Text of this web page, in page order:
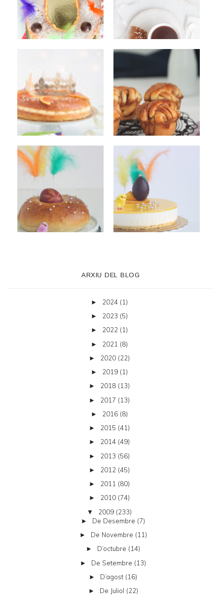
ARXIU DEL BLOG
► 2024 (1)
► 2023 (5)
► 2022 (1)
► 2021 (8)
► 2020 (22)
► 2019 (1)
► 2018 (13)
► 2017 (13)
► 2016 (8)
► 2015 (41)
► 2014 (49)
► 2013 (56)
► 2012 (45)
► 2011 (80)
► 2010 (74)
▼ 2009 (233)
► De Desembre (7)
► De Novembre (11)
► D’octubre (14)
► De Setembre (13)
► D’agost (16)
► De Juliol (22)